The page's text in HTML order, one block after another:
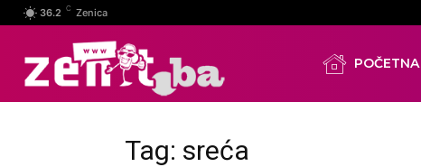
36.2 C Zenica
POČETNA
Tag: sreća